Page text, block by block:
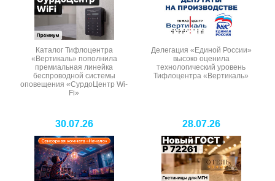
Каталог Тифлоцентра
«Вертикаль» пополнила
премиальная линейка
беспроводной системы
оповещения «СурдоЦентр Wi-
Fi»
Делегация «Единой России»
высоко оценила
технологический уровень
Тифлоцентра «Вертикаль»
30.07.26 28.07.26